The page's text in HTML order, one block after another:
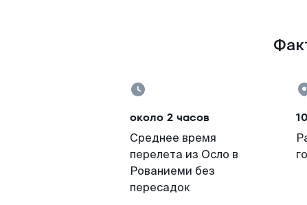
около 2 часов
Среднее время
перелета из Осло в
Рованиеми без
пересадок